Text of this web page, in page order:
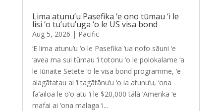
Lima atunu’u Pasefika ‘e ono tūmau ‘i le
lisi ‘o tu’utu’uga ‘o le US visa bond
Aug 5, 2026 | Pacific
‘E lima atunu’u ‘o le Pasefika ‘ua nofo sāuni ‘e
‘avea ma sui tūmau ‘i totonu ‘o le polokalame ‘a
le Iūnaite Setete ‘o le visa bond programme, ‘e
alagātatau ai ‘i tagātānu’u ‘o ia atunu’u, ‘ona
fa’ailoa le o’o atu ‘i le $20,000 tālā ‘Amerika ‘e
mafai ai ‘ona malaga ‘i...